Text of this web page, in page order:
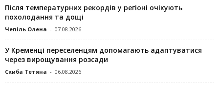
Після температурних рекордів у регіоні очікують
похолодання та дощі
Чепіль Олена - 07.08.2026
У Кременці переселенцям допомагають адаптуватися
через вирощування розсади
Скиба Тетяна - 06.08.2026